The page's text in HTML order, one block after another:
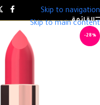
Skip to navigation
Skip to main content
القائمة
-28%